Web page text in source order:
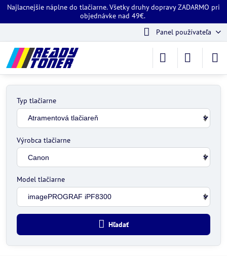
Najlacnejšie náplne do tlačiarne. Všetky druhy dopravy ZADARMO pri
objednávke nad 49€.
Panel používateľa
Typ tlačiarne
Výrobca tlačiarne
Model tlačiarne
Hľadať